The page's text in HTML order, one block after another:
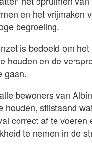
en het vrijmaken
begroeiing.
is bedoeld om
houden en de
gaan.
bewoners van
houden, stilstaand
correct af te voeren
te nemen in de